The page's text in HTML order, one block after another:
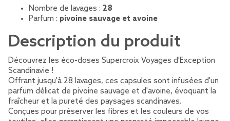
Nombre de lavages : 28
Parfum : pivoine sauvage et avoine
Description du produit
Découvrez les éco-doses Supercroix Voyages d'Exception
Scandinavie !
Offrant jusqu'à 28 lavages, ces capsules sont infusées d'un
parfum délicat de pivoine sauvage et d'avoine, évoquant la
fraîcheur et la pureté des paysages scandinaves.
Conçues pour préserver les fibres et les couleurs de vos